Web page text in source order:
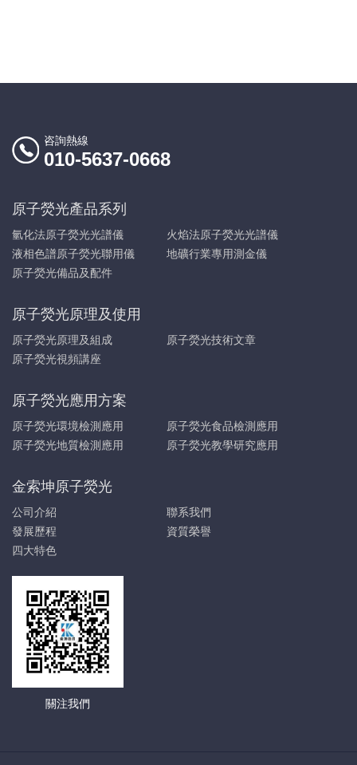
咨詢熱線
010-5637-0668
原子熒光產品系列
氫化法原子熒光光譜儀
火焰法原子熒光光譜儀
液相色譜原子熒光聯用儀
地礦行業專用測金儀
原子熒光備品及配件
原子熒光原理及使用
原子熒光原理及組成
原子熒光技術文章
原子熒光視頻講座
原子熒光應用方案
原子熒光環境檢測應用
原子熒光食品檢測應用
原子熒光地質檢測應用
原子熒光教學研究應用
金索坤原子熒光
公司介紹
聯系我們
發展歷程
資質榮譽
四大特色
關注我們